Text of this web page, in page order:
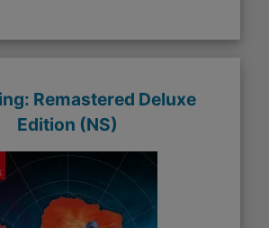
Remastered Deluxe
Edition (NS)